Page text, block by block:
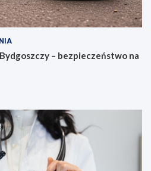
– bezpieczeństwo na